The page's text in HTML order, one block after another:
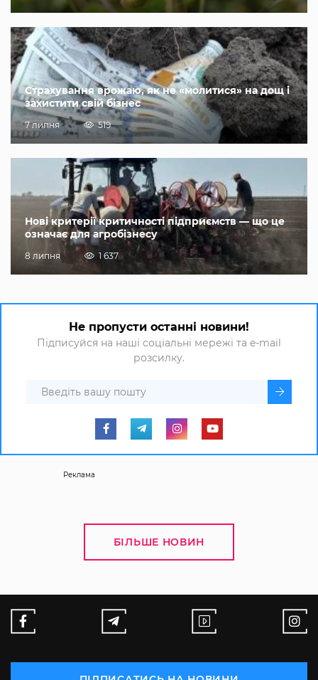
Страхування врожаю, як не «молитися» на дощ і
захистити свій бізнес
7 липня 519
Нові критерії критичності підприємств — що це
означає для агробізнесу
8 липня 1 637
Не пропусти останні новини!
Підписуйся на наші соціальні мережі та e-mail
розсилку.
Реклама
БІЛЬШЕ НОВИН